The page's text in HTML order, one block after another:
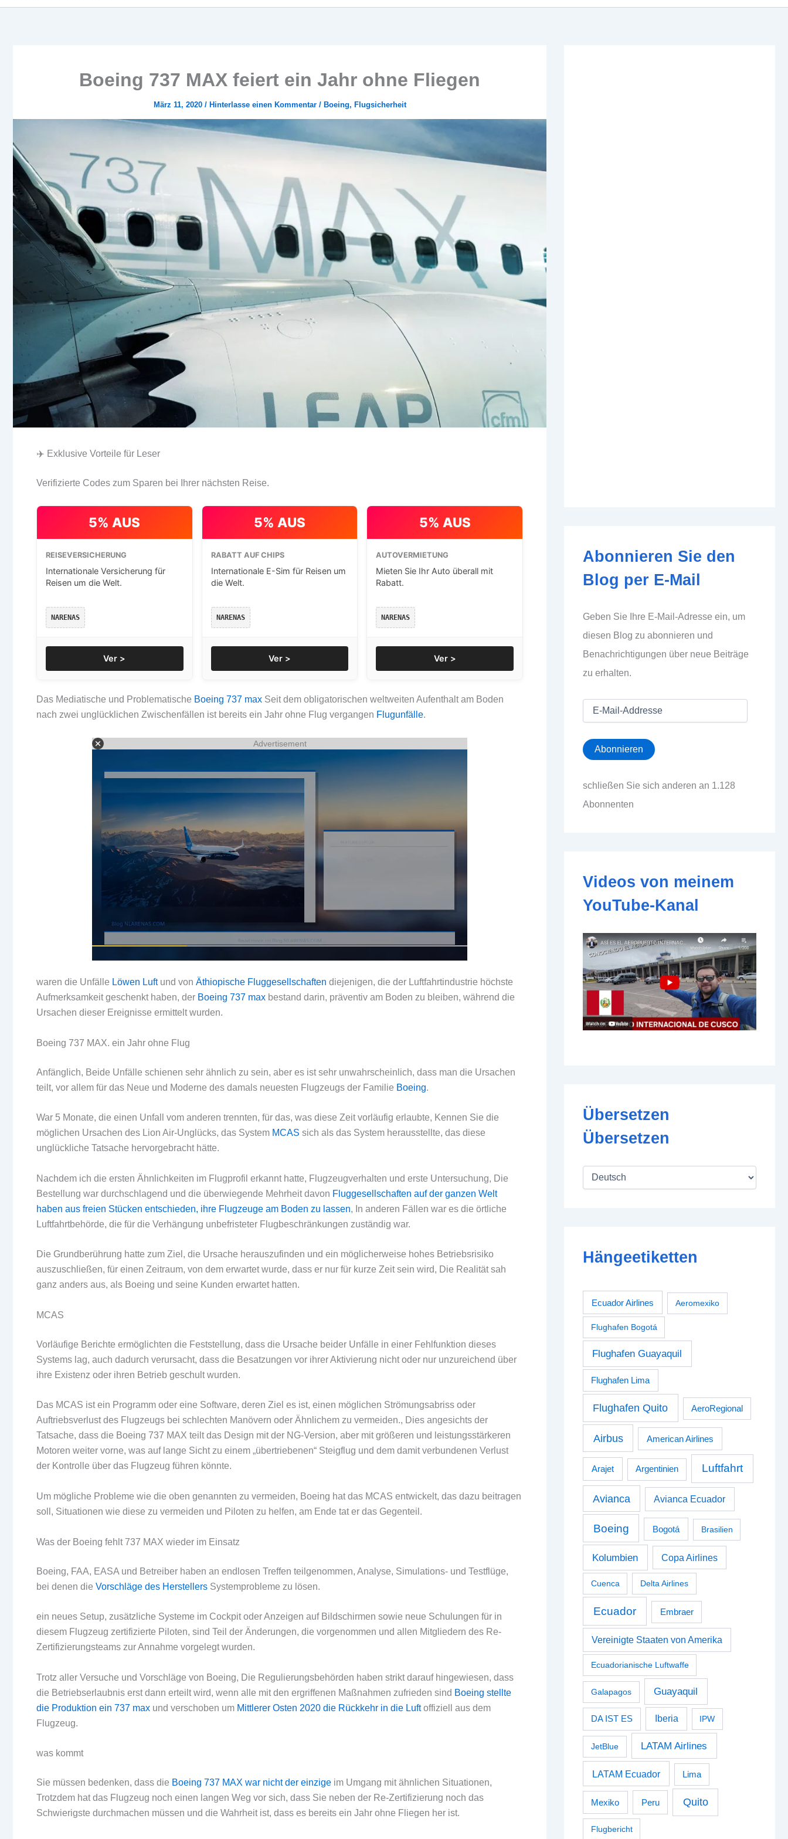
Boeing 737 MAX feiert ein Jahr ohne Fliegen
März 11, 2020 / Hinterlasse einen Kommentar / Boeing, Flugsicherheit
✈️ Exklusive Vorteile für Leser
Verifizierte Codes zum Sparen bei Ihrer nächsten Reise.
5% AUS
REISEVERSICHERUNG
Internationale Versicherung für
Reisen um die Welt.
NARENAS
Ver >
5% AUS
RABATT AUF CHIPS
Internationale E-Sim für Reisen um
die Welt.
NARENAS
Ver >
5% AUS
AUTOVERMIETUNG
Mieten Sie Ihr Auto überall mit
Rabatt.
NARENAS
Ver >
Das Mediatische und Problematische Boeing 737 max Seit dem obligatorischen weltweiten Aufenthalt am Boden
nach zwei unglücklichen Zwischenfällen ist bereits ein Jahr ohne Flug vergangen Flugunfälle.
Advertisement
waren die Unfälle Löwen Luftund von Äthiopische Fluggesellschaften diejenigen, die der Luftfahrtindustrie höchste
Aufmerksamkeit geschenkt haben, der Boeing 737 max bestand darin, präventiv am Boden zu bleiben, während die
Ursachen dieser Ereignisse ermittelt wurden.
Boeing 737 MAX. ein Jahr ohne Flug
Anfänglich, Beide Unfälle schienen sehr ähnlich zu sein, aber es ist sehr unwahrscheinlich, dass man die Ursachen
teilt, vor allem für das Neue und Moderne des damals neuesten Flugzeugs der Familie Boeing.
War 5 Monate, die einen Unfall vom anderen trennten, für das, was diese Zeit vorläufig erlaubte, Kennen Sie die
möglichen Ursachen des Lion Air-Unglücks, das System MCAS sich als das System herausstellte, das diese
unglückliche Tatsache hervorgebracht hätte.
Nachdem ich die ersten Ähnlichkeiten im Flugprofil erkannt hatte, Flugzeugverhalten und erste Untersuchung, Die
Bestellung war durchschlagend und die überwiegende Mehrheit davon Fluggesellschaften auf der ganzen Welt
haben aus freien Stücken entschieden, ihre Flugzeuge am Boden zu lassen, In anderen Fällen war es die örtliche
Luftfahrtbehörde, die für die Verhängung unbefristeter Flugbeschränkungen zuständig war.
Die Grundberührung hatte zum Ziel, die Ursache herauszufinden und ein möglicherweise hohes Betriebsrisiko
auszuschließen, für einen Zeitraum, von dem erwartet wurde, dass er nur für kurze Zeit sein wird, Die Realität sah
ganz anders aus, als Boeing und seine Kunden erwartet hatten.
MCAS
Vorläufige Berichte ermöglichten die Feststellung, dass die Ursache beider Unfälle in einer Fehlfunktion dieses
Systems lag, auch dadurch verursacht, dass die Besatzungen vor ihrer Aktivierung nicht oder nur unzureichend über
ihre Existenz oder ihren Betrieb geschult wurden.
Das MCAS ist ein Programm oder eine Software, deren Ziel es ist, einen möglichen Strömungsabriss oder
Auftriebsverlust des Flugzeugs bei schlechten Manövern oder Ähnlichem zu vermeiden., Dies angesichts der
Tatsache, dass die Boeing 737 MAX teilt das Design mit der NG-Version, aber mit größeren und leistungsstärkeren
Motoren weiter vorne, was auf lange Sicht zu einem „übertriebenen“ Steigflug und dem damit verbundenen Verlust
der Kontrolle über das Flugzeug führen könnte.
Um mögliche Probleme wie die oben genannten zu vermeiden, Boeing hat das MCAS entwickelt, das dazu beitragen
soll, Situationen wie diese zu vermeiden und Piloten zu helfen, am Ende tat er das Gegenteil.
Was der Boeing fehlt 737 MAX wieder im Einsatz
Boeing, FAA, EASA und Betreiber haben an endlosen Treffen teilgenommen, Analyse, Simulations- und Testflüge,
bei denen die Vorschläge des Herstellers Systemprobleme zu lösen.
ein neues Setup, zusätzliche Systeme im Cockpit oder Anzeigen auf Bildschirmen sowie neue Schulungen für in
diesem Flugzeug zertifizierte Piloten, sind Teil der Änderungen, die vorgenommen und allen Mitgliedern des Re-
Zertifizierungsteams zur Annahme vorgelegt wurden.
Trotz aller Versuche und Vorschläge von Boeing, Die Regulierungsbehörden haben strikt darauf hingewiesen, dass
die Betriebserlaubnis erst dann erteilt wird, wenn alle mit den ergriffenen Maßnahmen zufrieden sind Boeing stellte
die Produktion ein 737 max und verschoben um Mittlerer Osten 2020 die Rückkehr in die Luftoffiziell aus dem
Flugzeug.
was kommt
Sie müssen bedenken, dass die Boeing 737 MAX war nicht der einzige im Umgang mit ähnlichen Situationen,
Trotzdem hat das Flugzeug noch einen langen Weg vor sich, dass Sie neben der Re-Zertifizierung noch das
Schwierigste durchmachen müssen und die Wahrheit ist, dass es bereits ein Jahr ohne Fliegen her ist.
Abonnieren Sie den
Blog per E-Mail
Geben Sie Ihre E-Mail-Adresse ein, um
diesen Blog zu abonnieren und
Benachrichtigungen über neue Beiträge
zu erhalten.
a
i
A
d
Abonnieren
schließen Sie sich anderen an 1.128
Abonnenten
Videos von meinem
YouTube-Kanal
Übersetzen
Übersetzen
Hängeetiketten
Ecuador Airlines Aeromexiko
Flughafen Bogotá
Flughafen Guayaquil
Flughafen Lima
Flughafen Quito AeroRegional
Airbus American Airlines
Arajet Argentinien Luftfahrt
Avianca Avianca Ecuador
Boeing Bogotá Brasilien
Kolumbien Copa Airlines
Cuenca Delta Airlines
Ecuador Embraer
Vereinigte Staaten von Amerika
Ecuadorianische Luftwaffe
Galapagos Guayaquil
DA IST ES Iberia IPW
JetBlue LATAM Airlines
LATAM Ecuador Lima
Mexiko Peru Quito
Flugbericht